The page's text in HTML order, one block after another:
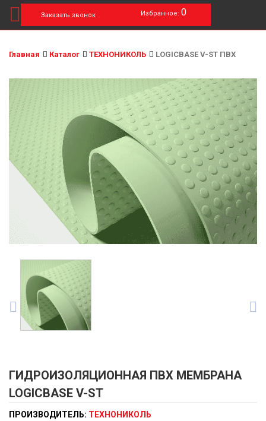
Заказать звонок Избранное: 0
Главная Каталог ТЕХНОНИКОЛЬ LOGICBASE V-ST ПВХ
ГИДРОИЗОЛЯЦИОННАЯ ПВХ МЕМБРАНА
LOGICBASE V-ST
ПРОИЗВОДИТЕЛЬ: ТЕХНОНИКОЛЬ